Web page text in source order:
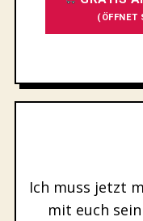
(ÖFFNET
Ich muss jetzt
mit euch